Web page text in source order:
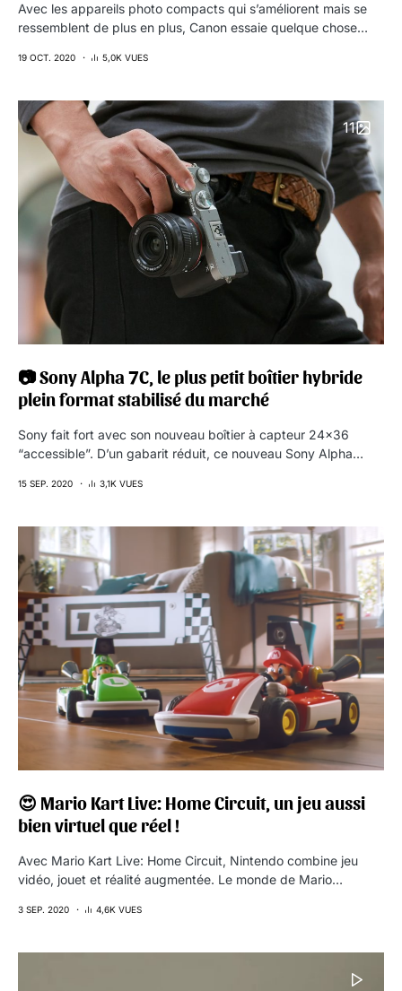
Avec les appareils photo compacts qui s’améliorent mais se
ressemblent de plus en plus, Canon essaie quelque chose…
19 OCT. 2020 5,0K VUES
11
📷 Sony Alpha 7C, le plus petit boîtier hybride
plein format stabilisé du marché
Sony fait fort avec son nouveau boîtier à capteur 24×36
“accessible”. D’un gabarit réduit, ce nouveau Sony Alpha…
15 SEP. 2020 3,1K VUES
😍 Mario Kart Live: Home Circuit, un jeu aussi
bien virtuel que réel !
Avec Mario Kart Live: Home Circuit, Nintendo combine jeu
vidéo, jouet et réalité augmentée. Le monde de Mario…
3 SEP. 2020 4,6K VUES